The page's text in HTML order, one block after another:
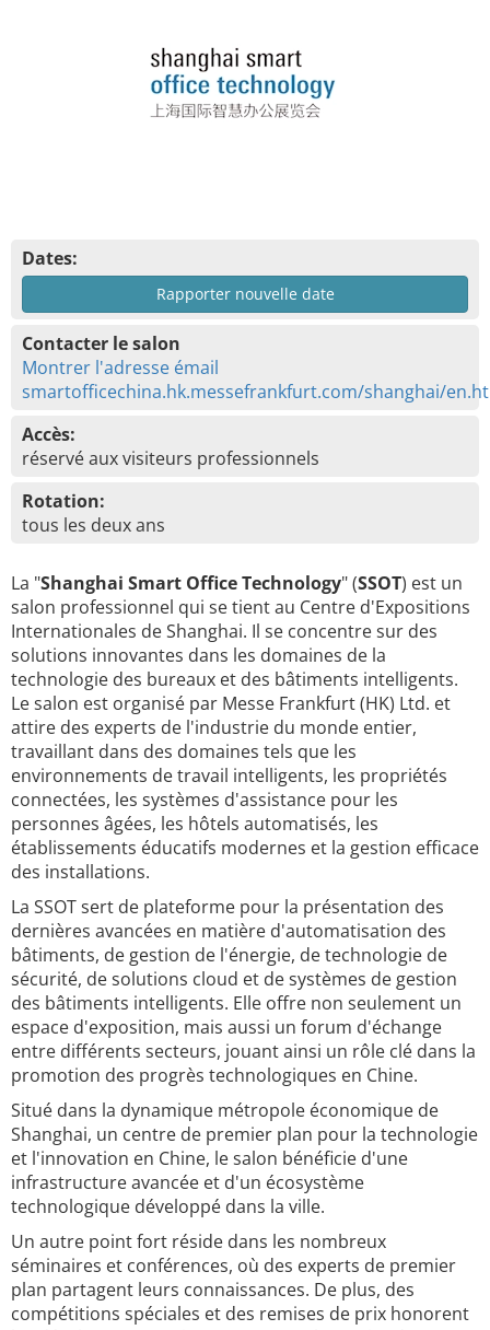
Dates:
Rapporter nouvelle date
Contacter le salon
Montrer l'adresse émail
smartofficechina.hk.messefrankfurt.com/shanghai/
Accès:
réservé aux visiteurs professionnels
Rotation:
tous les deux ans
La "Shanghai Smart Office Technology" (SSOT) est un
salon professionnel qui se tient au Centre d'Expositions
Internationales de Shanghai. Il se concentre sur des
solutions innovantes dans les domaines de la
technologie des bureaux et des bâtiments intelligents.
Le salon est organisé par Messe Frankfurt (HK) Ltd. et
attire des experts de l'industrie du monde entier,
travaillant dans des domaines tels que les
environnements de travail intelligents, les propriétés
connectées, les systèmes d'assistance pour les
personnes âgées, les hôtels automatisés, les
établissements éducatifs modernes et la gestion efficace
des installations.
La SSOT sert de plateforme pour la présentation des
dernières avancées en matière d'automatisation des
bâtiments, de gestion de l'énergie, de technologie de
sécurité, de solutions cloud et de systèmes de gestion
des bâtiments intelligents. Elle offre non seulement un
espace d'exposition, mais aussi un forum d'échange
entre différents secteurs, jouant ainsi un rôle clé dans la
promotion des progrès technologiques en Chine.
Situé dans la dynamique métropole économique de
Shanghai, un centre de premier plan pour la technologie
et l'innovation en Chine, le salon bénéficie d'une
infrastructure avancée et d'un écosystème
technologique développé dans la ville.
Un autre point fort réside dans les nombreux
séminaires et conférences, où des experts de premier
plan partagent leurs connaissances. De plus, des
compétitions spéciales et des remises de prix honorent